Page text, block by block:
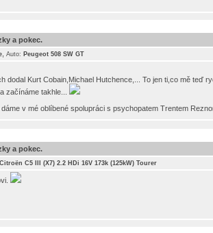
a pokec.
, Auto: Peugeot 508 SW GT
dodal Kurt Cobain,Michael Hutchence,... To jen ti,co mě teď
začínáme takhle...
v mé oblíbené spolupráci s psychopatem Trentem
a pokec.
Citroën C5 III (X7) 2.2 HDi 16V 173k (125kW) Tourer